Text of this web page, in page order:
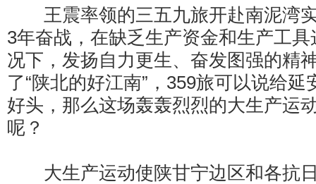
王震率领的三五九旅开赴南泥湾
3年奋战，在缺乏生产资金和生产工
况下，发扬自力更生、奋发图强的精
了“陕北的好江南”，359旅可以说给
好头，那么这场轰轰烈烈的大生产运
呢？
大生产运动使陕甘宁边区和各抗